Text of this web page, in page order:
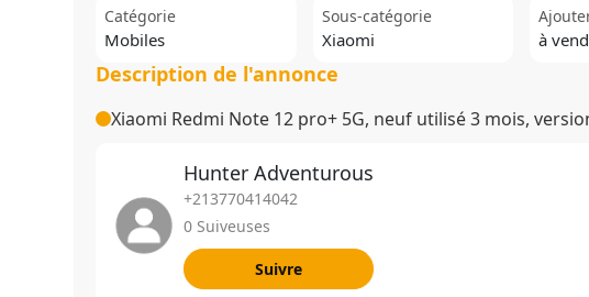
Catégorie
Mobiles
Sous-catégorie
Xiaomi à
Description de l'annonce
Xiaomi Redmi Note 12 pro+ 5G, neuf utilisé 3 mois,
Hunter Adventurous
+213770414042
0 Suiveuses
Suivre